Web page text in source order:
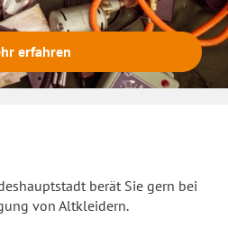
erfahren
berät Sie gern bei
von Altkleidern.